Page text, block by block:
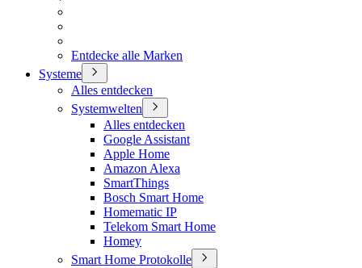
Entdecke alle Marken
Systeme
Alles entdecken
Systemwelten
Alles entdecken
Google Assistant
Apple Home
Amazon Alexa
SmartThings
Bosch Smart Home
Homematic IP
Telekom Smart Home
Homey
Smart Home Protokolle